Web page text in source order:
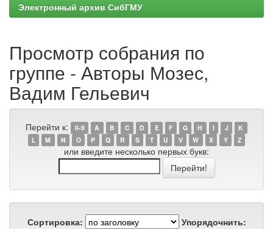
Электронный архив СибГМУ
Просмотр собрания по
группе - Авторы Мозес,
Вадим Гельевич
Перейти к: 0-9 A B C D E F G H I J
K
L
M N O P Q R S T U V W X Y Z
или введите несколько первых букв:
Сортировка:
Упорядочнить: